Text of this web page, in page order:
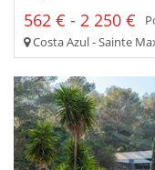
562 € - 2 250 €
Costa Azul - Sainte